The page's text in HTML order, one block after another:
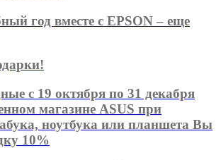
год вместе с EPSON – еще
с 19 октября по 31 декабря
магазине ASUS при
ноутбука или планшета Вы
10%